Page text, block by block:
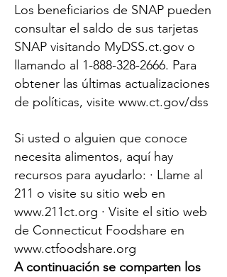
Los beneficiarios de SNAP pueden
consultar el saldo de sus tarjetas
SNAP visitando MyDSS.ct.gov o
llamando al 1-888-328-2666. Para
obtener las últimas actualizaciones
de políticas, visite www.ct.gov/dss
Si usted o alguien que conoce
necesita alimentos, aquí hay
recursos para ayudarlo: · Llame al
211 o visite su sitio web en
www.211ct.org · Visite el sitio web
de Connecticut Foodshare en
www.ctfoodshare.org
A continuación se comparten los